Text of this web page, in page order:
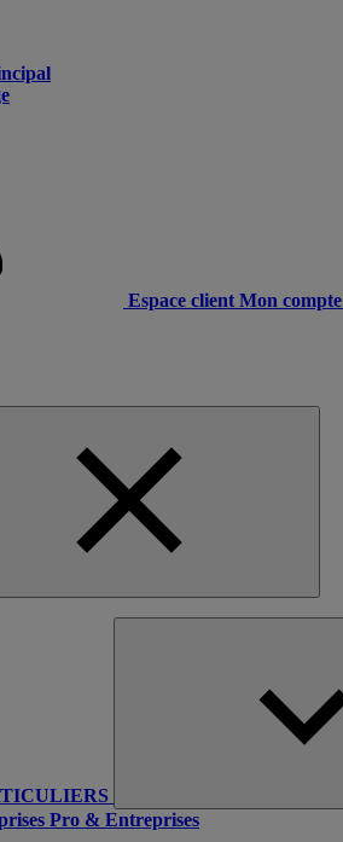
Espace client Mon compte
Pro & Entreprises